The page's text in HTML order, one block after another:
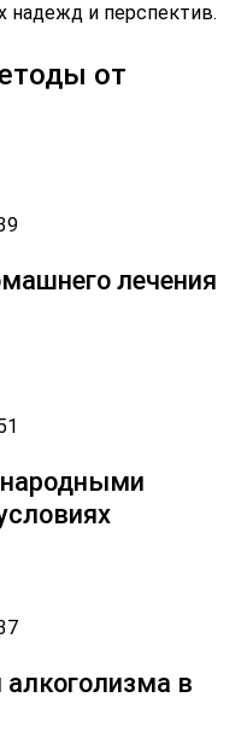
надежд и перспектив.
от
лечения
народными
в